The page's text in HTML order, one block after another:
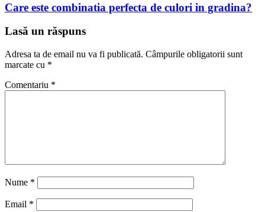
Care este combinatia perfecta de culori in gradina?
Lasă un răspuns
Adresa ta de email nu va fi publicată. Câmpurile obligatorii sunt
marcate cu *
Comentariu *
Nume *
Email *